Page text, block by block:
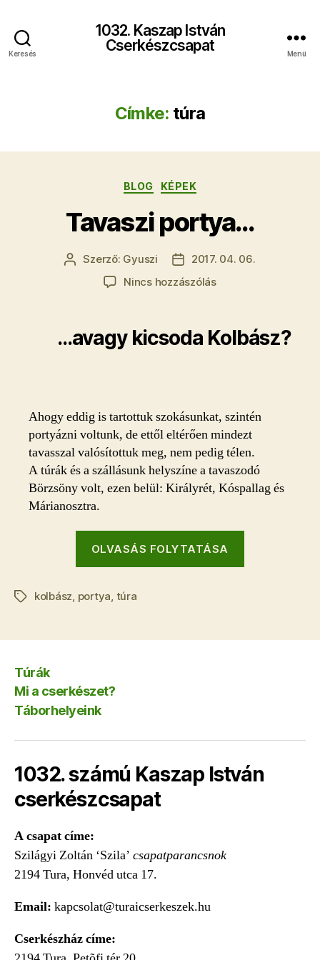
Keresés
1032. Kaszap István
Cserkészcsapat
Menü
Címke: túra
Kategóriák
BLOG KÉPEK
Tavaszi portya…
Bejegyzés
szerzője
Szerző: Gyuszi
Bejegyzés
dátuma
2017. 04. 06.
Nincs hozzászólása(z)
bejegyzéshez
…avagy kicsoda Kolbász?
Ahogy eddig is tartottuk szokásunkat, szintén
portyázni voltunk, de ettől eltérően mindezt
tavasszal valósítottuk meg, nem pedig télen.
A túrák és a szállásunk helyszíne a tavaszodó
Börzsöny volt, ezen belül: Királyrét, Kóspallag és
Márianosztra.
OLVASÁS FOLYTATÁSA
Címkékkolbász, portya, túra
Túrák
Mi a cserkészet?
Táborhelyeink
1032. számú Kaszap István
cserkészcsapat
A csapat címe:
Szilágyi Zoltán ‘Szila’ csapatparancsnok
2194 Tura, Honvéd utca 17.
Email: kapcsolat@turaicserkeszek.hu
Cserkészház címe: